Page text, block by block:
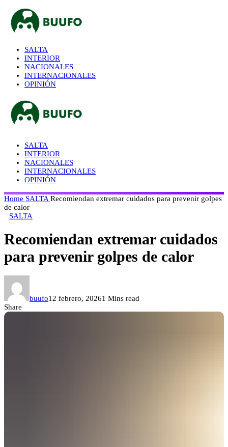
SALTA
INTERIOR
NACIONALES
INTERNACIONALES
OPINIÓN
SALTA
INTERIOR
NACIONALES
INTERNACIONALES
OPINIÓN
Home SALTA Recomiendan extremar cuidados para prevenir golpes
de calor
SALTA
Recomiendan extremar cuidados
para prevenir golpes de calor
buufo12 febrero, 20261 Mins read
Share